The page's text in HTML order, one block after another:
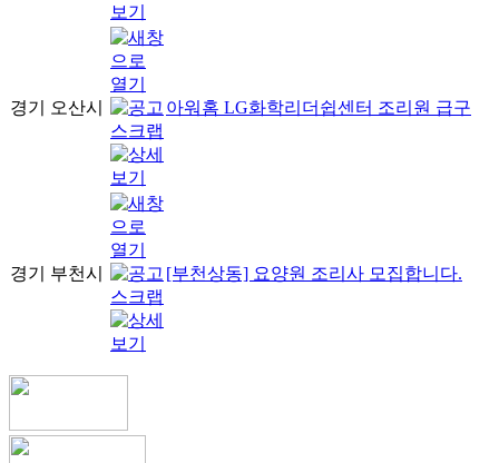
경기 오산시 아워홈 LG화학리더쉽센터 조리원 급구
경기 부천시 [부천상동] 요양원 조리사 모집합니다.